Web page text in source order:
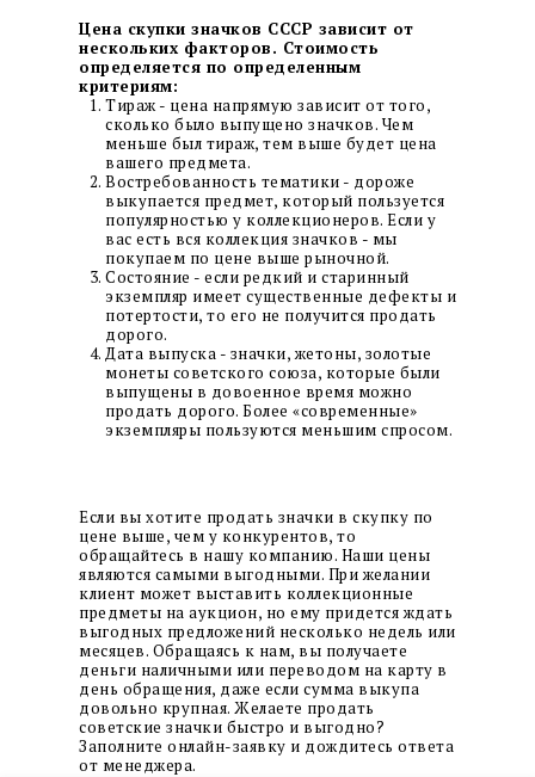
Цена скупки значков СССР зависит от
нескольких факторов. Стоимость
определяется по определенным
критериям:
Тираж - цена напрямую зависит от того,
сколько было выпущено значков. Чем
меньше был тираж, тем выше будет цена
вашего предмета.
Востребованность тематики - дороже
выкупается предмет, который пользуется
популярностью у коллекционеров. Если у
вас есть вся коллекция значков - мы
покупаем по цене выше рыночной.
Состояние - если редкий и старинный
экземпляр имеет существенные дефекты и
потертости, то его не получится продать
дорого.
Дата выпуска - значки, жетоны, золотые
монеты советского союза, которые были
выпущены в довоенное время можно
продать дорого. Более «современные»
экземпляры пользуются меньшим спросом.
Если вы хотите продать значки в скупку по
цене выше, чем у конкурентов, то
обращайтесь в нашу компанию. Наши цены
являются самыми выгодными. При желании
клиент может выставить коллекционные
предметы на аукцион, но ему придется ждать
выгодных предложений несколько недель или
месяцев. Обращаясь к нам, вы получаете
деньги наличными или переводом на карту в
день обращения, даже если сумма выкупа
довольно крупная. Желаете продать
советские значки быстро и выгодно?
Заполните онлайн-заявку и дождитесь ответа
от менеджера.